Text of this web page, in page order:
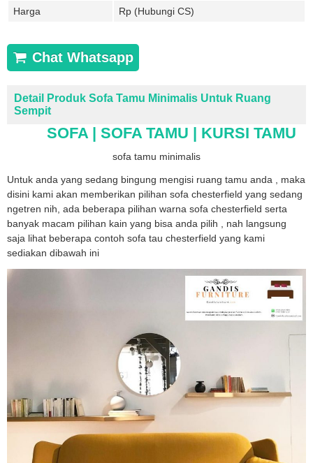
Harga
Rp (Hubungi CS)
Chat Whatsapp
Detail Produk Sofa Tamu Minimalis Untuk Ruang
Sempit
SOFA | SOFA TAMU | KURSI TAMU
sofa tamu minimalis
Untuk anda yang sedang bingung mengisi ruang tamu anda , maka
disini kami akan memberikan pilihan sofa chesterfield yang sedang
ngetren nih, ada beberapa pilihan warna sofa chesterfield serta
banyak macam pilihan kain yang bisa anda pilih , nah langsung
saja lihat beberapa contoh sofa tau chesterfield yang kami
sediakan dibawah ini